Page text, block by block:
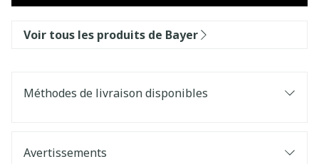
Voir tous les produits de Bayer
Méthodes de livraison disponibles
Avertissements